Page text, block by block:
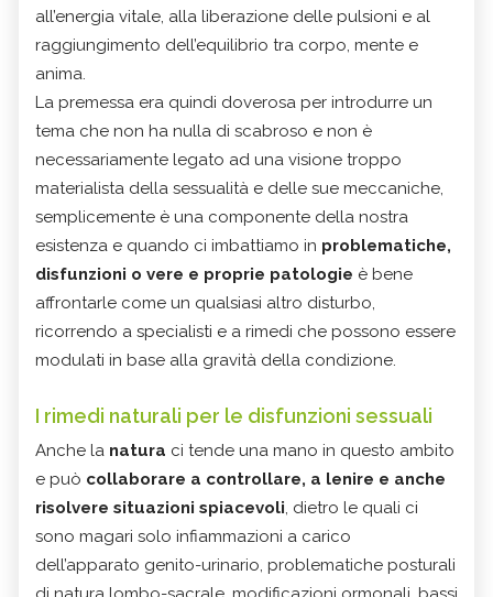
all’energia vitale, alla liberazione delle pulsioni e al
raggiungimento dell’equilibrio tra corpo, mente e
anima.
La premessa era quindi doverosa per introdurre un
tema che non ha nulla di scabroso e non è
necessariamente legato ad una visione troppo
materialista della sessualità e delle sue meccaniche,
semplicemente è una componente della nostra
esistenza e quando ci imbattiamo in problematiche,
disfunzioni o vere e proprie patologie è bene
affrontarle come un qualsiasi altro disturbo,
ricorrendo a specialisti e a rimedi che possono essere
modulati in base alla gravità della condizione.
I rimedi naturali per le disfunzioni sessuali
Anche la natura ci tende una mano in questo ambito
e può collaborare a controllare, a lenire e anche
risolvere situazioni spiacevoli, dietro le quali ci
sono magari solo infiammazioni a carico
dell’apparato genito-urinario, problematiche posturali